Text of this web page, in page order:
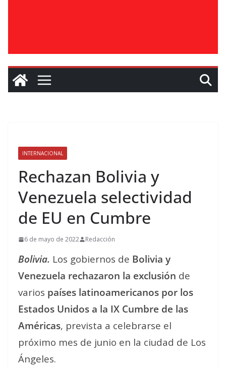
INTERNACIONAL
Rechazan Bolivia y
Venezuela selectividad
de EU en Cumbre
6 de mayo de 2022 Redacción
Bolivia. Los gobiernos de Bolivia y
Venezuela rechazaron la exclusión de
varios países latinoamericanos por los
Estados Unidos a la IX Cumbre de las
Américas, prevista a celebrarse el
próximo mes de junio en la ciudad de Los
Ángeles.